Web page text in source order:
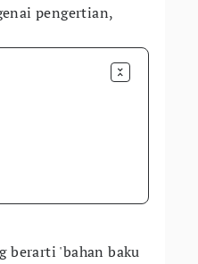
pengertian,
berarti 'bahan baku